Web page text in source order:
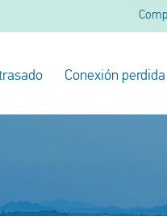
Conexión perdida